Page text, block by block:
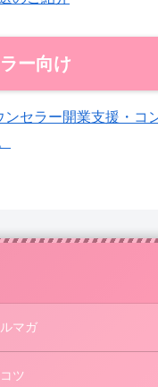
ー向け
ンセラー開業支援・コ
マガ
ツ